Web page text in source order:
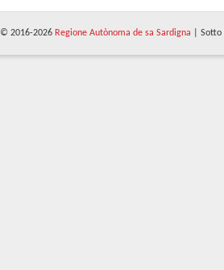
2016-2026 Regione Autònoma de sa Sardigna | Sotto